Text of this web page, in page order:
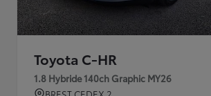
Toyota C-HR
1.8 Hybride 140ch Graphic MY26